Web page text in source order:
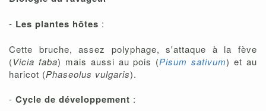
- Les plantes hôtes :
Cette bruche, assez polyphage, s'attaque à la fève
(Vicia faba) mais aussi au pois (Pisum sativum) et au
haricot (Phaseolus vulgaris).
- Cycle de développement :